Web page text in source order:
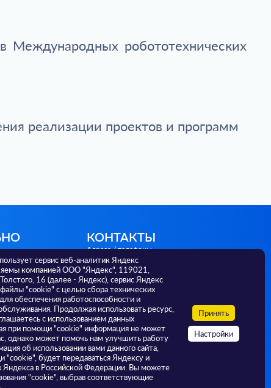
Международных робототехнических
реализации проектов и программ
КОНТАКТЫ
Адреса / телефоны
г. Тюмень, ул. Советская 56,
625000; +7 3452 582 036
г. Тюмень, ул. Малыгина, 73,
625000; +7 3452 393 174
г. Тюмень, ул. Ленина, 69А, 625000;
+7 3452 638 116
сервис веб-аналитик Яндекс
компанией ООО "Яндекс", 119021,
16 (далее - Яндекс), сервис Яндекс
"cookie" с целью сбора технических
обеспечения работоспособности и
Продолжая использовать ресурс,
с использованием данных
при помощи "cookie" информация не может
однако может помочь нам улучшить работу
об использовании вами данного сайта,
"cookie", будет передаваться Яндексу и
Яндекса в Российской Федерации. Вы можете
"cookie", выбрав соответствующие
Принять
Настройки